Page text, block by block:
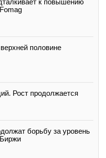
к повышению
половине
Рост продолжается
борьбу за уровень